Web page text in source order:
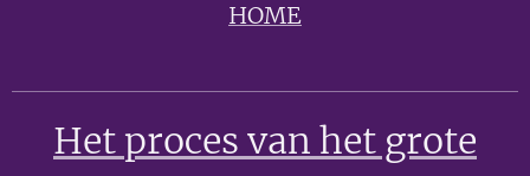
HOME
Het proces van het grote